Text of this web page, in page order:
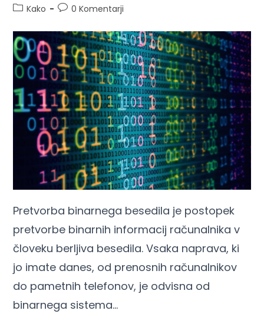
Kako
0 Komentarji
Pretvorba binarnega besedila je postopek
pretvorbe binarnih informacij računalnika v
človeku berljiva besedila. Vsaka naprava, ki
jo imate danes, od prenosnih računalnikov
do pametnih telefonov, je odvisna od
binarnega sistema…